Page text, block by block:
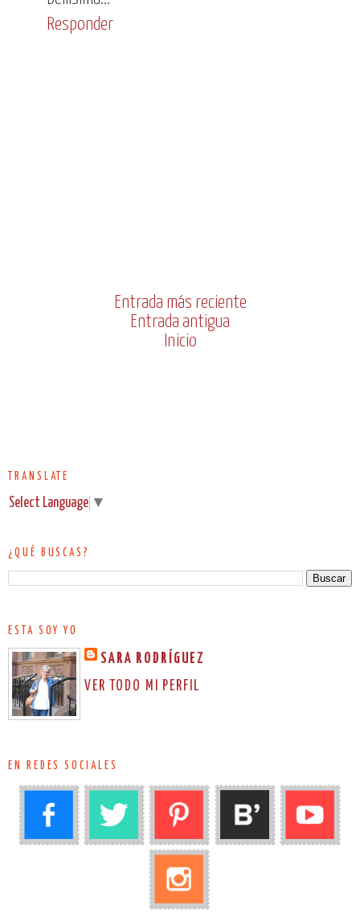
Responder
Entrada más reciente
Entrada antigua
Inicio
TRANSLATE
Select Language ▼
¿QUÉ BUSCAS?
ESTA SOY YO
SARA RODRÍGUEZ
VER TODO MI PERFIL
EN REDES SOCIALES